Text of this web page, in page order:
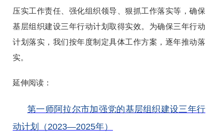
压实工作责任、强化组织领导、狠抓工作落实等，确保
基层组织建设三年行动计划取得实效。为确保三年行动
计划落实，我们按年度制定具体工作方案，逐年推动落
实。
延伸阅读：
第一师阿拉尔市加强党的基层组织建设三年行
动计划（2023—2025年）